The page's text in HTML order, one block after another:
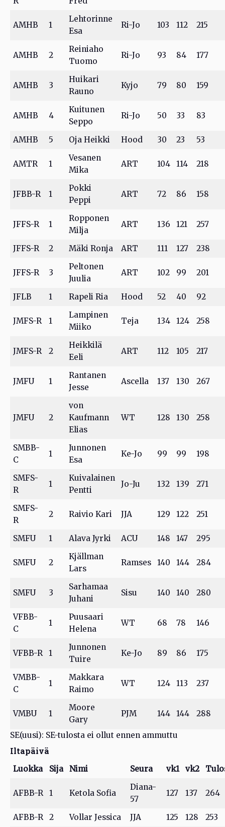
AMHB 1
Lehtorinne
Esa
Ri-Jo 103 112 215
AMHB 2
Reiniaho
Tuomo
Ri-Jo 93 84 177
AMHB 3
Huikari
Rauno
Kyjo 79 80 159
AMHB 4
Kuitunen
Seppo
Ri-Jo 50 33 83
AMHB 5 Oja Heikki Hood 30 23 53
AMTR 1
Vesanen
Mika
ART 104 114 218
JFBB-R 1
Pokki
Peppi
ART 72 86 158
JFFS-R 1
Ropponen
Milja
ART 136 121 257
JFFS-R 2 Mäki Ronja ART 111 127 238
JFFS-R 3
Peltonen
Juulia
ART 102 99 201
JFLB 1 Rapeli Ria Hood 52 40 92
JMFS-R 1
Lampinen
Miiko
Teja 134 124 258
JMFS-R 2
Heikkilä
Eeli
ART 112 105 217
JMFU 1
Rantanen
Jesse
Ascella 137 130 267
JMFU 2
von
Kaufmann
Elias
WT 128 130 258
SMBB-
C
1
Junnonen
Esa
Ke-Jo 99 99 198
SMFS-
R
1
Kuivalainen
Pentti
Jo-Ju 132 139 271
SMFS-
R
2 Raivio Kari JJA 129 122 251
SMFU 1 Alava Jyrki ACU 148 147 295
SMFU 2
Kjällman
Lars
Ramses 140 144 284
SMFU 3
Sarhamaa
Juhani
Sisu 140 140 280
VFBB-
C
1
Puusaari
Helena
WT 68 78 146
VFBB-R 1
Junnonen
Tuire
Ke-Jo 89 86 175
VMBB-
C
1
Makkara
Raimo
WT 124 113 237
VMBU 1
Moore
Gary
PJM 144 144 288
SE(uusi): SE-tulosta ei ollut ennen ammuttu
Iltapäivä
Luokka Sija Nimi Seura vk1 vk2
AFBB-R 1 Ketola Sofia
Diana-
57
127 137 264
AFBB-R 2 Vollar Jessica JJA 125 128 253